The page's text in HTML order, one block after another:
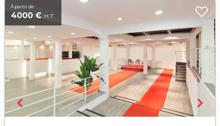
À partir de
4000 € H.T